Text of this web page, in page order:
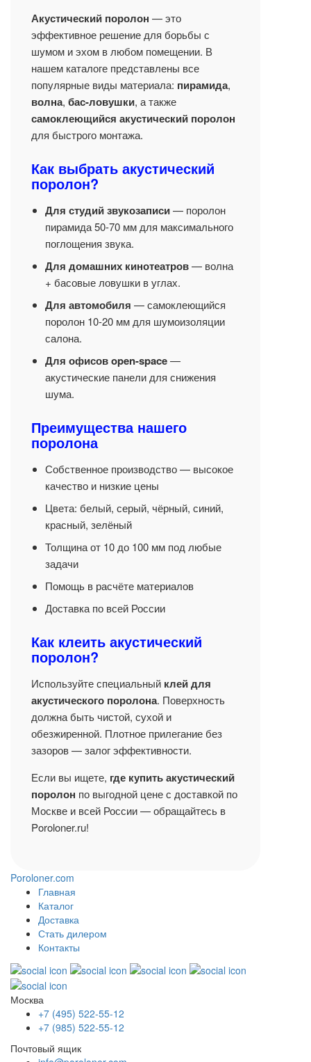
Акустический поролон — это
эффективное решение для борьбы с
шумом и эхом в любом помещении. В
нашем каталоге представлены все
популярные виды материала: пирамида,
волна, бас-ловушки, а также
самоклеющийся акустический поролон
для быстрого монтажа.
Как выбрать акустический
поролон?
Для студий звукозаписи— поролон
пирамида 50-70 мм для максимального
поглощения звука.
Для домашних кинотеатров— волна
+ басовые ловушки в углах.
Для автомобиля — самоклеющийся
поролон 10-20 мм для шумоизоляции
салона.
Для офисов open-space—
акустические панели для снижения
шума.
Преимущества нашего
поролона
Собственное производство — высокое
качество и низкие цены
Цвета: белый, серый, чёрный, синий,
красный, зелёный
Толщина от 10 до 100 мм под любые
задачи
Помощь в расчёте материалов
Доставка по всей России
Как клеить акустический
поролон?
Используйте специальный клей для
акустического поролона. Поверхность
должна быть чистой, сухой и
обезжиренной. Плотное прилегание без
зазоров — залог эффективности.
Если вы ищете, где купить акустический
поролон по выгодной цене с доставкой по
Москве и всей России — обращайтесь в
Poroloner.ru!
Poroloner.com
Главная
Каталог
Доставка
Стать дилером
Контакты
Москва
+7 (495) 522-55-12
+7 (985) 522-55-12
Почтовый ящик